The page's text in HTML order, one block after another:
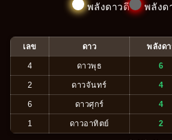
พลังดาวดี พลังด
เลข ดาว พลังด
4 ดาวพุธ 6
2 ดาวจันทร์ 4
6 ดาวศุกร์ 4
1 ดาวอาทิตย์ 2